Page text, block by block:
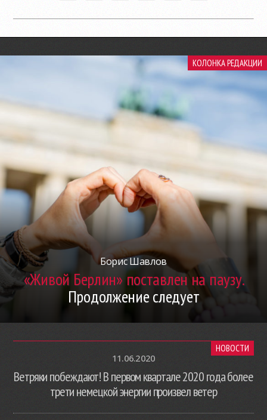
КОЛОНКА РЕДАКЦИИ
Борис Шавлов
«Живой Берлин» поставлен на паузу.
Продолжение следует
НОВОСТИ
11.06.2020
Ветряки побеждают! В первом квартале 2020 года более
трети немецкой энергии произвел ветер